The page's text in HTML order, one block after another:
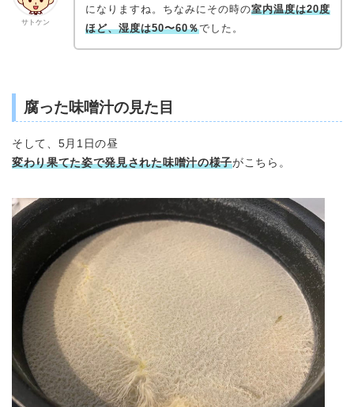
サトケン
になりますね。ちなみにその時の室内温度は20度
ほど、湿度は50〜60％でした。
腐った味噌汁の見た目
そして、5月1日の昼
変わり果てた姿で発見された味噌汁の様子がこちら。